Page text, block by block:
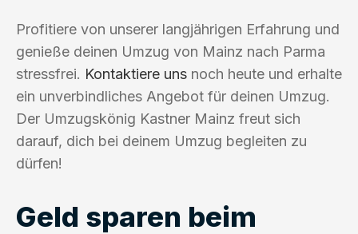
Profitiere von unserer langjährigen Erfahrung und
genieße deinen Umzug von Mainz nach Parma
stressfrei. Kontaktiere uns noch heute und erhalte
ein unverbindliches Angebot für deinen Umzug.
Der Umzugskönig Kastner Mainz freut sich
darauf, dich bei deinem Umzug begleiten zu
dürfen!
Geld sparen beim